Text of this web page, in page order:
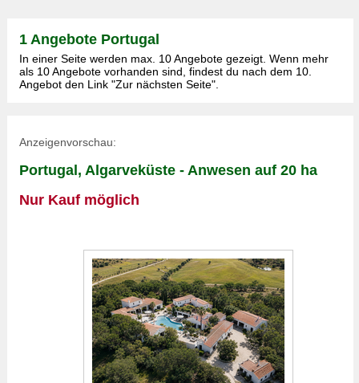
1 Angebote Portugal
In einer Seite werden max. 10 Angebote gezeigt. Wenn mehr
als 10 Angebote vorhanden sind, findest du nach dem 10.
Angebot den Link "Zur nächsten Seite".
Anzeigenvorschau:
Portugal, Algarveküste - Anwesen auf 20 ha
Nur Kauf möglich